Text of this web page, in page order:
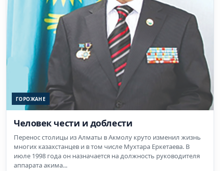
ГОРОЖАНЕ
Человек чести и доблести
Перенос столицы из Алматы в Акмолу круто изменил жизнь
многих казахстанцев и в том числе Мухтара Еркетаева. В
июле 1998 года он назначается на должность руководителя
аппарата акима...